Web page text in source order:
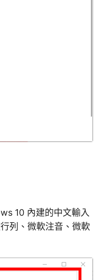
10 內建的中文輸入
列、微軟注音、微軟